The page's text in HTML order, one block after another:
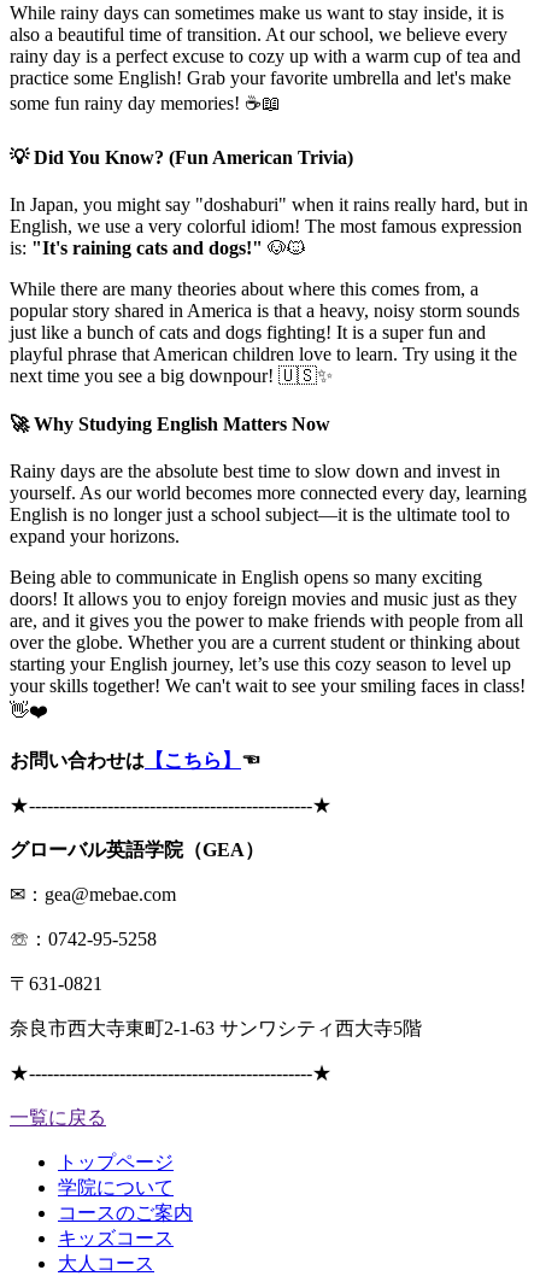
While rainy days can sometimes make us want to stay inside, it is
also a beautiful time of transition. At our school, we believe every
rainy day is a perfect excuse to cozy up with a warm cup of tea and
practice some English! Grab your favorite umbrella and let's make
some fun rainy day memories! ☕📖
💡 Did You Know? (Fun American Trivia)
In Japan, you might say "doshaburi" when it rains really hard, but in
English, we use a very colorful idiom! The most famous expression
is: "It's raining cats and dogs!" 🐶🐱
While there are many theories about where this comes from, a
popular story shared in America is that a heavy, noisy storm sounds
just like a bunch of cats and dogs fighting! It is a super fun and
playful phrase that American children love to learn. Try using it the
next time you see a big downpour! 🇺🇸✨
🚀 Why Studying English Matters Now
Rainy days are the absolute best time to slow down and invest in
yourself. As our world becomes more connected every day, learning
English is no longer just a school subject—it is the ultimate tool to
expand your horizons.
Being able to communicate in English opens so many exciting
doors! It allows you to enjoy foreign movies and music just as they
are, and it gives you the power to make friends with people from all
over the globe. Whether you are a current student or thinking about
starting your English journey, let’s use this cozy season to level up
your skills together! We can't wait to see your smiling faces in class!
👋❤️
お問い合わせは 【こちら】 ☜
★-----------------------------------------------★
グローバル英語学院（GEA）
✉：gea@mebae.com
☏：0742-95-5258
〒631-0821
奈良市西大寺東町2-1-63 サンワシティ西大寺5階
★-----------------------------------------------★
一覧に戻る
トップページ
学院について
コースのご案内
キッズコース
大人コース